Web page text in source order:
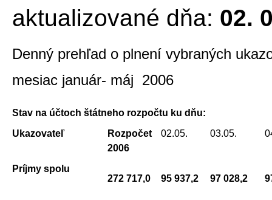
aktualizované dňa: 02.
Denný prehľad o plnení vybraných
mesiac január- máj 2006
Stav na účtoch štátneho rozpočtu ku dňu:
Ukazovateľ
Rozpočet
2006
02.05. 03.05.
Príjmy spolu
272 717,0
95 937,2 97 028,2